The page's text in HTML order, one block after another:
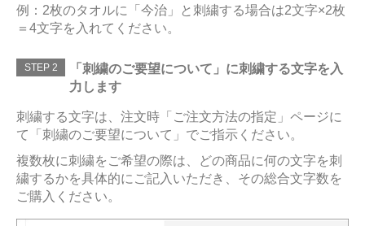
例：2枚のタオルに「今治」と刺繍する場合は2文字×2枚
＝4文字を入れてください。
STEP 2
「刺繍のご要望について」に刺繍する文字を入
力します
刺繍する文字は、注文時「ご注文方法の指定」ページに
て「刺繍のご要望について」でご指示ください。
複数枚に刺繍をご希望の際は、どの商品に何の文字を刺
繍するかを具体的にご記入いただき、その総合文字数を
ご購入ください。